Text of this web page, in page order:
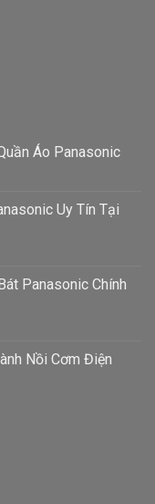
Áo Panasonic
Uy Tín Tại
Panasonic Chính
Nồi Cơm Điện